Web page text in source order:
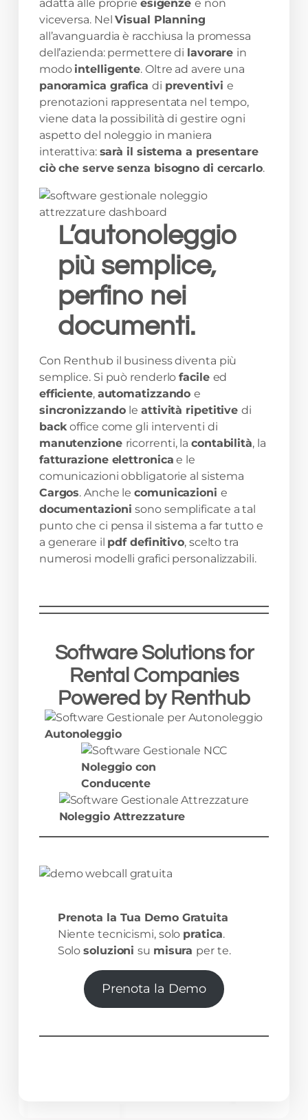
adatta alle proprie esigenze e non
viceversa. NelVisual Planning
all’avanguardia è racchiusa la promessa
dell’azienda: permettere di lavorare in
modo intelligente. Oltre ad avere una
panoramica grafica di preventivi e
prenotazioni rappresentata nel tempo,
viene data la possibilità di gestire ogni
aspetto del noleggio in maniera
interattiva: sarà il sistema a presentare
ciò che serve senza bisogno di cercarlo.
L’autonoleggio
più semplice,
perfino nei
documenti.
Con Renthub il business diventa più
semplice. Si può renderlofacile ed
efficiente, automatizzandoe
sincronizzando leattività ripetitivedi
backoffice come gli interventi di
manutenzione ricorrenti, lacontabilità, la
fatturazione elettronica e le
comunicazioni obbligatorie al sistema
Cargos. Anche lecomunicazioni e
documentazionisono semplificate a tal
punto che ci pensa il sistema a far tutto e
a generare il pdf definitivo, scelto tra
numerosi modelli grafici personalizzabili.
Software Solutionsfor
Rental Companies
Powered by Renthub
Autonoleggio
Noleggio con
Conducente
Noleggio Attrezzature
Prenota la Tua Demo Gratuita
Niente tecnicismi, solo pratica.
Solosoluzionisu misura per te.
Prenota la Demo